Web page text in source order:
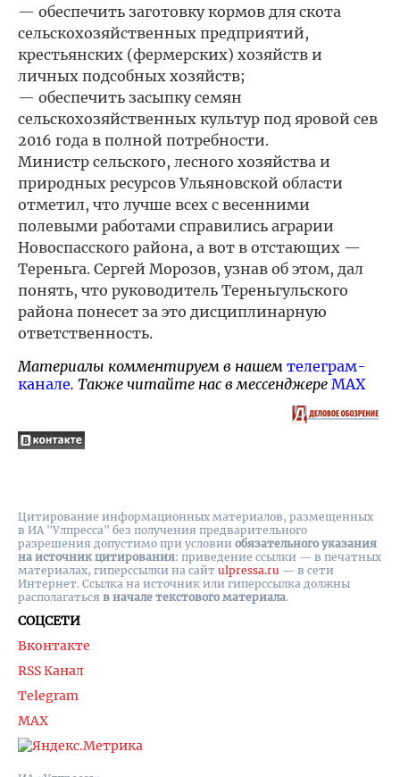
— обеспечить заготовку кормов для скота
сельскохозяйственных предприятий,
крестьянских (фермерских) хозяйств и
личных подсобных хозяйств;
— обеспечить засыпку семян
сельскохозяйственных культур под яровой сев
2016 года в полной потребности.
Министр сельского, лесного хозяйства и
природных ресурсов Ульяновской области
отметил, что лучше всех с весенними
полевыми работами справились аграрии
Новоспасского района, а вот в отстающих —
Тереньга. Сергей Морозов, узнав об этом, дал
понять, что руководитель Тереньгульского
района понесет за это дисциплинарную
ответственность.
Материалы комментируем в нашем телеграм-
канале. Также читайте нас в мессенджере MAX
СОЦСЕТИ
Вконтакте
RSS Канал
Telegram
MAX
Цитирование информационных материалов, размещенных
в ИА "Улпресса" без получения предварительного
разрешения допустимо при условии обязательного указания
на источник цитирования: приведение ссылки — в печатных
материалах, гиперссылки на cайт ulpressa.ru — в сети
Интернет. Ссылка на источник или гиперссылка должны
располагаться в начале текстового материала.